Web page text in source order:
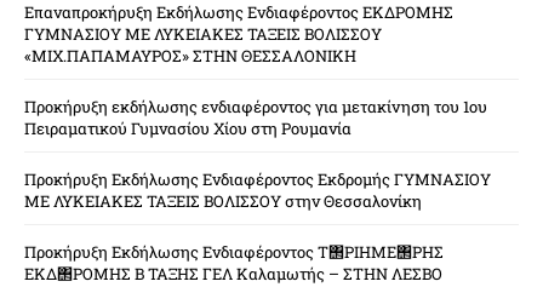
Επαναπροκήρυξη Εκδήλωσης Ενδιαφέροντος ΕΚΔΡΟΜΗΣ
ΓΥΜΝΑΣΙΟΥ ΜΕ ΛΥΚΕΙΑΚΕΣ ΤΑΞΕΙΣ ΒΟΛΙΣΣΟΥ
«ΜΙΧ.ΠΑΠΑΜΑΥΡΟΣ» ΣΤΗΝ ΘΕΣΣΑΛΟΝΙΚΗ
Προκήρυξη εκδήλωσης ενδιαφέροντος για μετακίνηση του 1ου
Πειραματικού Γυμνασίου Χίου στη Ρουμανία
Προκήρυξη Εκδήλωσης Ενδιαφέροντος Εκδρομής ΓΥΜΝΑΣΙΟΥ
ΜΕ ΛΥΚΕΙΑΚΕΣ ΤΑΞΕΙΣ ΒΟΛΙΣΣΟΥ στην Θεσσαλονίκη
Προκήρυξη Εκδήλωσης Ενδιαφέροντος Τ΢ΡΙΗΜΕ΢ΡΗΣ
ΕΚΔ΢ΡΟΜΗΣ Β ΤΑΞΗΣ ΓΕΛ Καλαμωτής – ΣΤΗΝ ΛΕΣΒΟ